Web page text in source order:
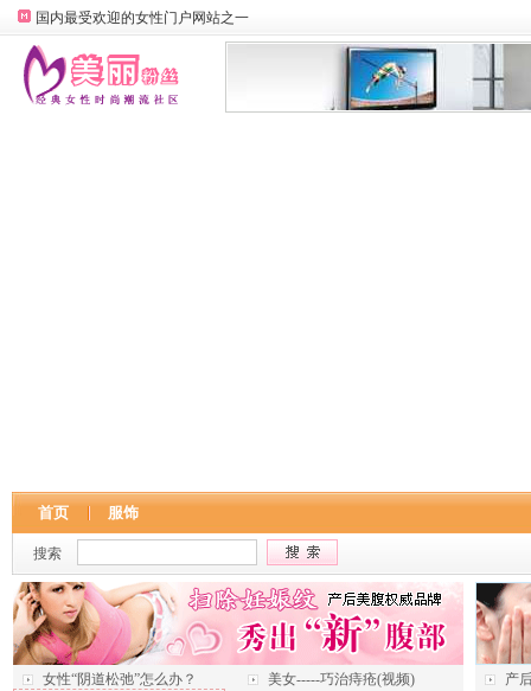
国内最受欢迎的女性门户网站之一
首页 服饰
搜索
女性“阴道松弛”怎么办？ 美女-----巧治痔疮(视频)
产